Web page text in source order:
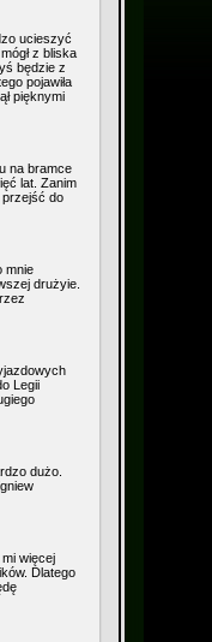
ucieszyć
z bliska
będzie z
pojawiła
pięknymi
na bramce
lat. Zanim
przejść do
mnie
drużyie.
Legii
dużo.
więcej
Dlatego